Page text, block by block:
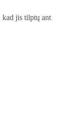
kad jis tilptų ant